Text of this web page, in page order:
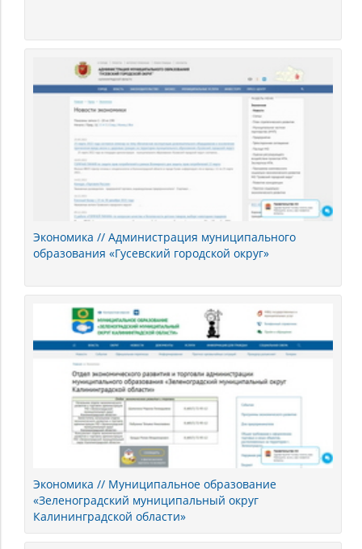
Экономика // Администрация муниципального
образования «Гусевский городской округ»
Экономика // Муниципальное образование
«Зеленоградский муниципальный округ
Калининградской области»